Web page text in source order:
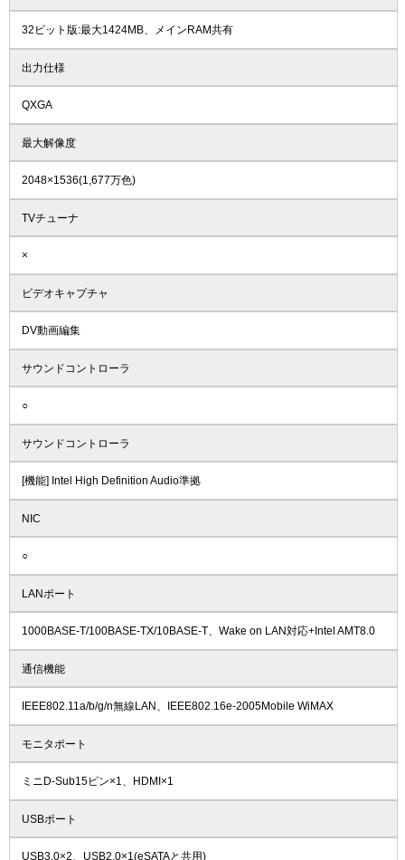
32ビット版:最大1424MB、メインRAM共有
出力仕様
QXGA
最大解像度
2048×1536(1,677万色)
TVチューナ
×
ビデオキャプチャ
DV動画編集
サウンドコントローラ
○
サウンドコントローラ
[機能] Intel High Definition Audio準拠
NIC
○
LANポート
1000BASE-T/100BASE-TX/10BASE-T、Wake on LAN対応+Intel AMT8.0
通信機能
IEEE802.11a/b/g/n無線LAN、IEEE802.16e-2005Mobile WiMAX
モニタポート
ミニD-Sub15ピン×1、HDMI×1
USBポート
USB3.0×2、USB2.0×1(eSATAと共用)